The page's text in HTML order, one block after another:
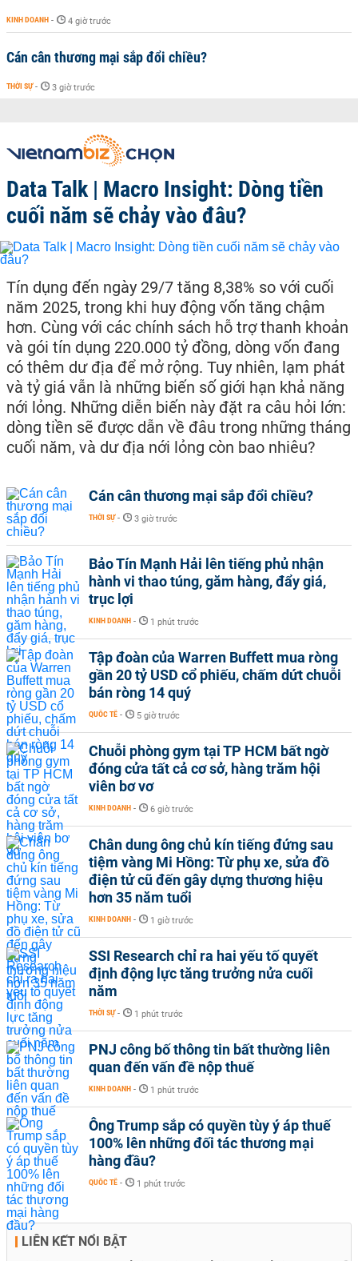
KINH DOANH - 4 giờ trước
Cán cân thương mại sắp đổi chiều?
THỜI SỰ - 3 giờ trước
Data Talk | Macro Insight: Dòng tiền
cuối năm sẽ chảy vào đâu?
Tín dụng đến ngày 29/7 tăng 8,38% so với cuối
năm 2025, trong khi huy động vốn tăng chậm
hơn. Cùng với các chính sách hỗ trợ thanh khoản
và gói tín dụng 220.000 tỷ đồng, dòng vốn đang
có thêm dư địa để mở rộng. Tuy nhiên, lạm phát
và tỷ giá vẫn là những biến số giới hạn khả năng
nới lỏng. Những diễn biến này đặt ra câu hỏi lớn:
dòng tiền sẽ được dẫn về đâu trong những tháng
cuối năm, và dư địa nới lỏng còn bao nhiêu?
Cán cân thương mại sắp đổi chiều?
THỜI SỰ - 3 giờ trước
Bảo Tín Mạnh Hải lên tiếng phủ nhận
hành vi thao túng, găm hàng, đẩy giá,
trục lợi
KINH DOANH - 1 phút trước
Tập đoàn của Warren Buffett mua ròng
gần 20 tỷ USD cổ phiếu, chấm dứt chuỗi
bán ròng 14 quý
QUỐC TẾ - 5 giờ trước
Chuỗi phòng gym tại TP HCM bất ngờ
đóng cửa tất cả cơ sở, hàng trăm hội
viên bơ vơ
KINH DOANH - 6 giờ trước
Chân dung ông chủ kín tiếng đứng sau
tiệm vàng Mi Hồng: Từ phụ xe, sửa đồ
điện tử cũ đến gây dựng thương hiệu
hơn 35 năm tuổi
KINH DOANH - 1 giờ trước
SSI Research chỉ ra hai yếu tố quyết
định động lực tăng trưởng nửa cuối
năm
THỜI SỰ - 1 phút trước
PNJ công bố thông tin bất thường liên
quan đến vấn đề nộp thuế
KINH DOANH - 1 phút trước
Ông Trump sắp có quyền tùy ý áp thuế
100% lên những đối tác thương mại
hàng đầu?
QUỐC TẾ - 1 phút trước
LIÊN KẾT NỔI BẬT